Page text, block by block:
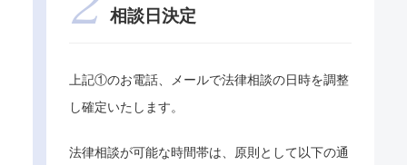
相談日決定
上記①のお電話、メールで法律相談の日時を調整
し確定いたします。
法律相談が可能な時間帯は、原則として以下の通